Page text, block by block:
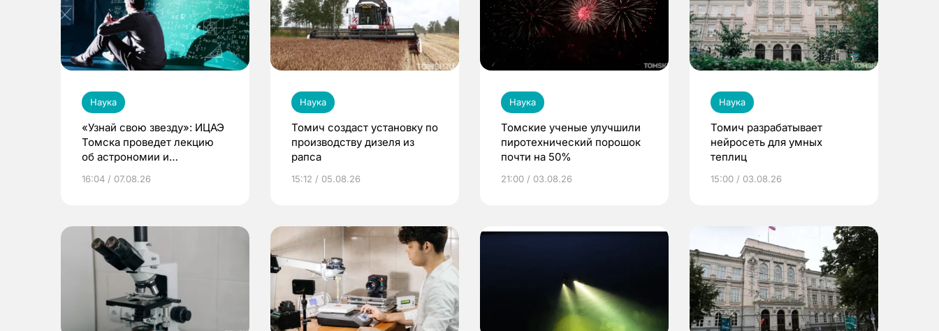
Наука
«Узнай свою звезду»: ИЦАЭ
Томска проведет лекцию
об астрономии и
16:04 / 07.08.26
Наука
Томич создаст установку по
производству дизеля из
рапса
15:12 / 05.08.26
Наука
Томские ученые улучшили
пиротехнический порошок
почти на 50%
21:00 / 03.08.26
Наука
Томич разрабатывает
нейросеть для умных
теплиц
15:00 / 03.08.26